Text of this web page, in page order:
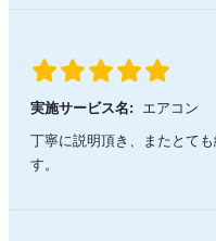
実施サービス名:
エアコン
丁寧に説明頂き、またとて
す。